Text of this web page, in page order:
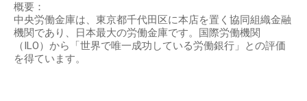
概要：
中央労働金庫は、東京都千代田区に本店を置く協同組織金融
機関であり、日本最大の労働金庫です。国際労働機関
（ILO）から「世界で唯一成功している労働銀行」との評価
を得ています。